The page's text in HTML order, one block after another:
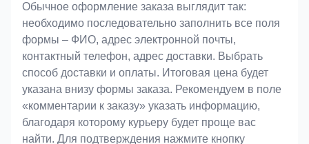
Обычное оформление заказа выглядит так:
необходимо последовательно заполнить все поля
формы – ФИО, адрес электронной почты,
контактный телефон, адрес доставки. Выбрать
способ доставки и оплаты. Итоговая цена будет
указана внизу формы заказа. Рекомендуем в поле
«комментарии к заказу» указать информацию,
благодаря которому курьеру будет проще вас
найти. Для подтверждения нажмите кнопку